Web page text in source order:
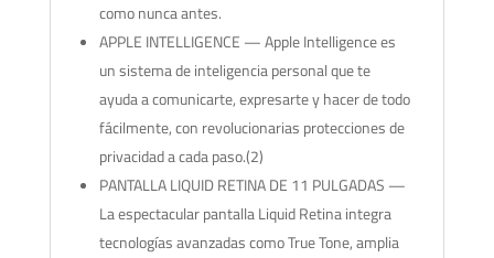
como nunca antes.
APPLE INTELLIGENCE — Apple Intelligence es
un sistema de inteligencia personal que te
ayuda a comunicarte, expresarte y hacer de todo
fácilmente, con revolucionarias protecciones de
privacidad a cada paso.(2)
PANTALLA LIQUID RETINA DE 11 PULGADAS —
La espectacular pantalla Liquid Retina integra
tecnologías avanzadas como True Tone, amplia